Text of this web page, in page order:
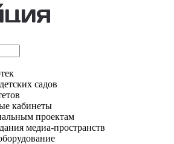
садов
кабинеты
проектам
медиа-пространств